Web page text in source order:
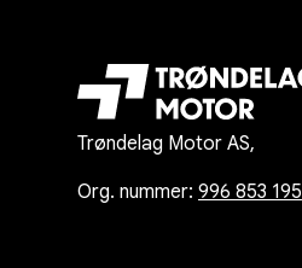
Trøndelag Motor AS,
Org. nummer: 996 853 195